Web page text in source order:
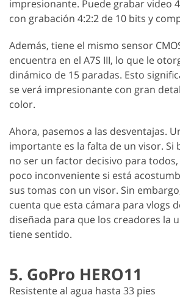
impresionante. Puede grabar video
con grabación 4:2:2 de 10 bits y
Además, tiene el mismo sensor
encuentra en el A7S III, lo que le
dinámico de 15 paradas. Esto
se verá impresionante con gran
color.
Ahora, pasemos a las desventajas.
importante es la falta de un visor. Si
no ser un factor decisivo para
poco inconveniente si está
sus tomas con un visor. Sin
cuenta que esta cámara para vlogs
diseñada para que los creadores la
tiene sentido.
5. GoPro HERO11
Resistente al agua hasta 33 pies